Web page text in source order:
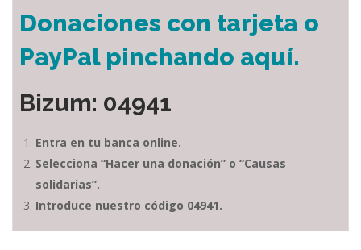
Donaciones con tarjeta o
PayPal pinchando aquí.
Bizum: 04941
Entra en tu banca online.
Selecciona “Hacer una donación” o “Causas
solidarias”.
Introduce nuestro código 04941.